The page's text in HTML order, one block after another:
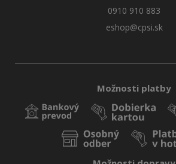
0910 910 883
eshop@cpsi.sk
Možnosti platby